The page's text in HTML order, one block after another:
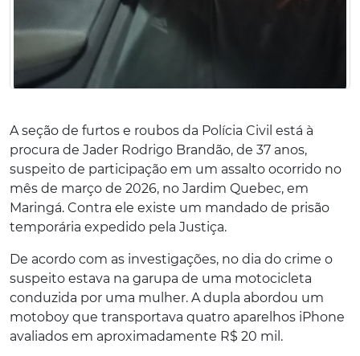
A seção de furtos e roubos da Polícia Civil está à
procura de Jader Rodrigo Brandão, de 37 anos,
suspeito de participação em um assalto ocorrido no
mês de março de 2026, no Jardim Quebec, em
Maringá. Contra ele existe um mandado de prisão
temporária expedido pela Justiça.
De acordo com as investigações, no dia do crime o
suspeito estava na garupa de uma motocicleta
conduzida por uma mulher. A dupla abordou um
motoboy que transportava quatro aparelhos iPhone
avaliados em aproximadamente R$ 20 mil.